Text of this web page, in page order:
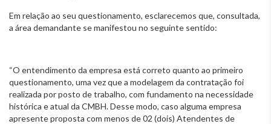
Em relação ao seu questionamento, esclarecemos que, consultada,
a área demandante se manifestou no seguinte sentido:
“O entendimento da empresa está correto quanto ao primeiro
questionamento, uma vez que a modelagem da contratação foi
realizada por posto de trabalho, com fundamento na necessidade
histórica e atual da CMBH. Desse modo, caso alguma empresa
apresente proposta com menos de 02 (dois) Atendentes de